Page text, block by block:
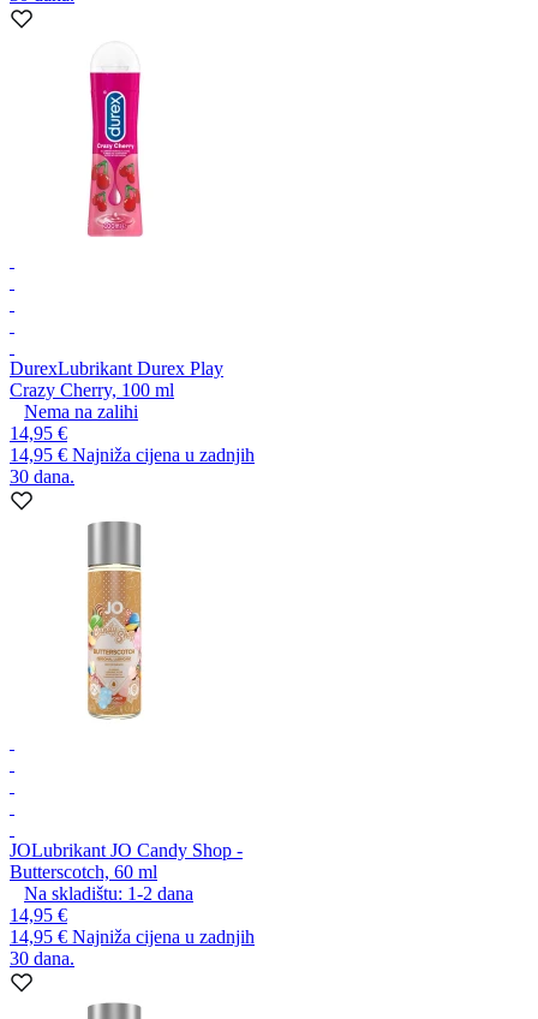
DurexLubrikant Durex Play
Crazy Cherry, 100 ml
Nema na zalihi
14,95 €
14,95 € Najniža cijena u zadnjih
30 dana.
JOLubrikant JO Candy Shop -
Butterscotch, 60 ml
Na skladištu: 1-2 dana
14,95 €
14,95 € Najniža cijena u zadnjih
30 dana.